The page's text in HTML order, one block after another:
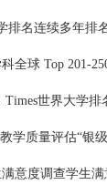
排名连续多年排
全球 Top 201-
世界大学排
学质量评估“银
意度调查学生